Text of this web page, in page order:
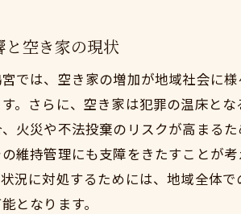
空き家売
不動
プロ
空き
市場価
空き家の現状
では、空き家の増加が地域社会に
。さらに、空き家は犯罪の温床と
火災や不法投棄のリスクが高まる
維持管理にも支障をきたすことが
況に対処するためには、地域全体
となります。